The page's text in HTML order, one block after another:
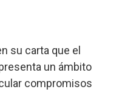
su carta que el
un ámbito
compromisos